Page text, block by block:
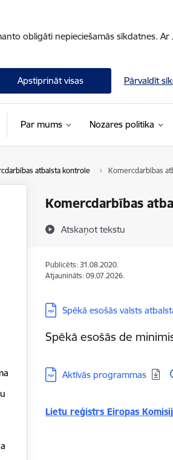
obligāti nepieciešamās sīkdatnes.
Apstiprināt visas Pārvaldīt
Par mums Nozares politika
atbalsta kontrole Komercdarbības
Komercdarbības
Atskaņot tekstu
Publicēts: 31.08.2020.
Atjaunināts: 09.07.2026.
Lejupielādēt:
Spēkā esošās valsts
Spēkā esošās de
Lejupielādēt:
Aktīvās programmas
Lietu reģistrs Eiropas